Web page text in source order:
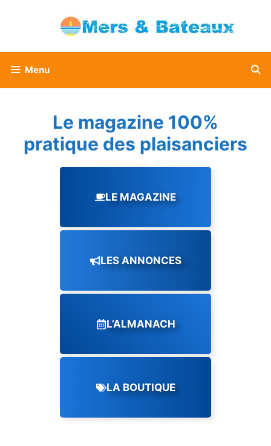
Menu
Le magazine 100%
pratique des plaisanciers
LE MAGAZINE
LES ANNONCES
L’ALMANACH
LA BOUTIQUE